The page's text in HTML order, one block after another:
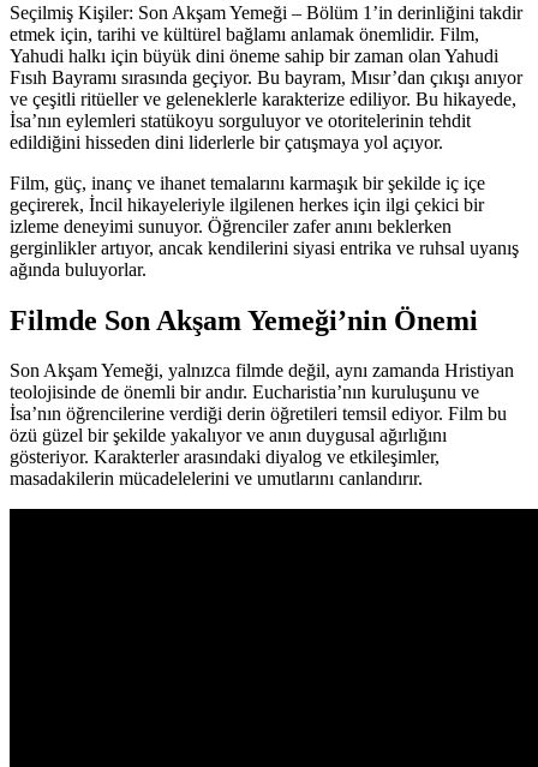
Seçilmiş Kişiler: Son Akşam Yemeği – Bölüm 1’in derinliğini takdir
etmek için, tarihi ve kültürel bağlamı anlamak önemlidir. Film,
Yahudi halkı için büyük dini öneme sahip bir zaman olan Yahudi
Fısıh Bayramı sırasında geçiyor. Bu bayram, Mısır’dan çıkışı anıyor
ve çeşitli ritüeller ve geleneklerle karakterize ediliyor. Bu hikayede,
İsa’nın eylemleri statükoyu sorguluyor ve otoritelerinin tehdit
edildiğini hisseden dini liderlerle bir çatışmaya yol açıyor.
Film, güç, inanç ve ihanet temalarını karmaşık bir şekilde iç içe
geçirerek, İncil hikayeleriyle ilgilenen herkes için ilgi çekici bir
izleme deneyimi sunuyor. Öğrenciler zafer anını beklerken
gerginlikler artıyor, ancak kendilerini siyasi entrika ve ruhsal uyanış
ağında buluyorlar.
Filmde Son Akşam Yemeği’nin Önemi
Son Akşam Yemeği, yalnızca filmde değil, aynı zamanda Hristiyan
teolojisinde de önemli bir andır. Eucharistia’nın kuruluşunu ve
İsa’nın öğrencilerine verdiği derin öğretileri temsil ediyor. Film bu
özü güzel bir şekilde yakalıyor ve anın duygusal ağırlığını
gösteriyor. Karakterler arasındaki diyalog ve etkileşimler,
masadakilerin mücadelelerini ve umutlarını canlandırır.